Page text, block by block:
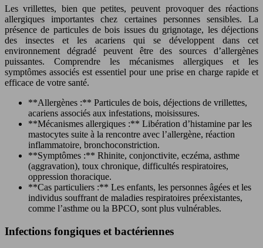
Les vrillettes, bien que petites, peuvent provoquer des réactions
allergiques importantes chez certaines personnes sensibles. La
présence de particules de bois issues du grignotage, les déjections
des insectes et les acariens qui se développent dans cet
environnement dégradé peuvent être des sources d’allergènes
puissantes. Comprendre les mécanismes allergiques et les
symptômes associés est essentiel pour une prise en charge rapide et
efficace de votre santé.
**Allergènes :** Particules de bois, déjections de vrillettes,
acariens associés aux infestations, moisissures.
**Mécanismes allergiques :** Libération d’histamine par les
mastocytes suite à la rencontre avec l’allergène, réaction
inflammatoire, bronchoconstriction.
**Symptômes :** Rhinite, conjonctivite, eczéma, asthme
(aggravation), toux chronique, difficultés respiratoires,
oppression thoracique.
**Cas particuliers :** Les enfants, les personnes âgées et les
individus souffrant de maladies respiratoires préexistantes,
comme l’asthme ou la BPCO, sont plus vulnérables.
Infections fongiques et bactériennes